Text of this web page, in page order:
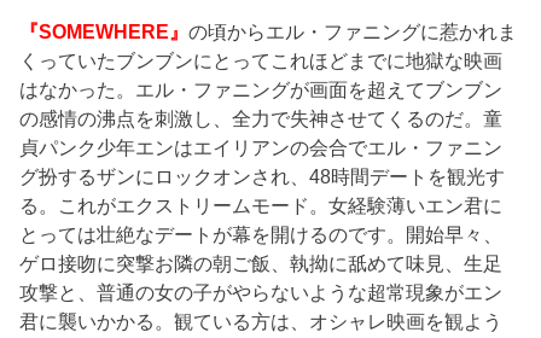
『SOMEWHERE』の頃からエル・ファニングに惹かれま
くっていたブンブンにとってこれほどまでに地獄な映画
はなかった。エル・ファニングが画面を超えてブンブン
の感情の沸点を刺激し、全力で失神させてくるのだ。童
貞パンク少年エンはエイリアンの会合でエル・ファニン
グ扮するザンにロックオンされ、48時間デートを観光す
る。これがエクストリームモード。女経験薄いエン君に
とっては壮絶なデートが幕を開けるのです。開始早々、
ゲロ接吻に突撃お隣の朝ご飯、執拗に舐めて味見、生足
攻撃と、普通の女の子がやらないような超常現象がエン
君に襲いかかる。観ている方は、オシャレ映画を観よう